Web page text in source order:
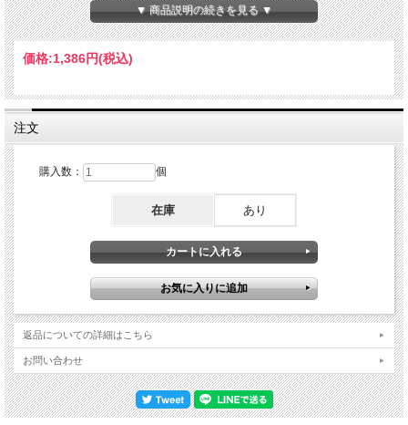
日：欧州（11公演）・11月11日～12月１日：北米#2（９公演）《12月16日『PAUL
RODGERS IN CONCERT』発売》ソロ全盛期の幕開けを告げるスタジオ・ライヴ
これが1993年のポール・ロジャース。ニール・ショーンやディーン・カストロノ
ヴォ、トッド・ジェンセンといったスター・プレイヤーを従え、100公演に迫るツ
アーを実施しました。規模も場数もソロ・キャリア最多で、まさに全盛の１年でし
作や前述のオフィシャル２作品もこの「北米」で記録されました。さらに日程をフ
ォーカスしてみましょう。「北米」の詳細・４月22日～28日（４公演）＊４月29
日：ニューヨーク公演 ←★本作★・４月30日～５月16日（10公演）＊５月19
日：サンフランシスコ ←※公式IN CONCERT ・５月20日～７月３日（22公演）
（30公演）放送原盤CDによる完全オフィシャル級サウンド このように、公式『IN
CONCERT』の約３週間前というステージでした。この日はニューヨークの放送局
WNEW-FMでラジオ放送された事で知られ、数々の既発群を生んできました。本作
は、そんな大定番FMサウンドボードの最高峰盤。エアチェックではなく、放送原
盤CDからダイレクトに起こされたもの。原盤自体がCDですから、一度も電波にな
っていないだけでなく、一切のアナログ工程を介さないマスター・サウンドがそっ
くり移し込まれているのです。実際、そのサウンドは「完全オフィシャル級」。芯
である『IN CONCERT』と交互に聴いてもまったく遜色ありません。ニール・シ
ョーンのギターは刃のような切れ味と透明度で空間を切り裂き、ディーン・カスト
ロノヴォのドラムはキックのひと粒ひと粒まで輪郭が浮き彫りになる。そして、何
スが、スタジオの親密な空気ごと真空パックされて耳元に届く。放送用に録られた
音源の、さらにその原盤という出自ゆえの完成度。ぶっちゃけた話、「公式を超え
ている」と言っても差し支えないレベルなのです。公式映像とも異なるブルース色
濃厚なセットリストそんな完全無欠サウンドで描かれるのは、BAD COMPANYで
は取り上げない名曲群も美味しいソロならではのステージ。公式映像『IN
CONCERT』とも異なりますので、比較しながら整理しておきましょう。カバー
▼ 商品説明の続きを見る ▼
価格:1,386円(税込)
注文
購入数： 個
在庫 あり
返品についての詳細はこちら
お問い合わせ